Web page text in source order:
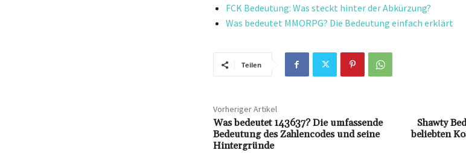
FCK Bedeutung: Was steckt hinter der Abkürzung?
Was bedeutet MMORPG? Die Bedeutung einfach erklärt
Teilen
Vorheriger Artikel
Was bedeutet 143637? Die umfassende
Bedeutung des Zahlencodes und seine
Hintergründe
Shawty
beliebten